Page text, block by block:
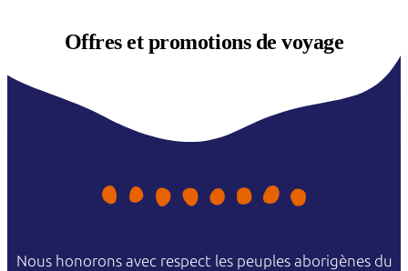
Offres etpromotions de voyage
Nous honorons avec respect les peuples aborigènes du